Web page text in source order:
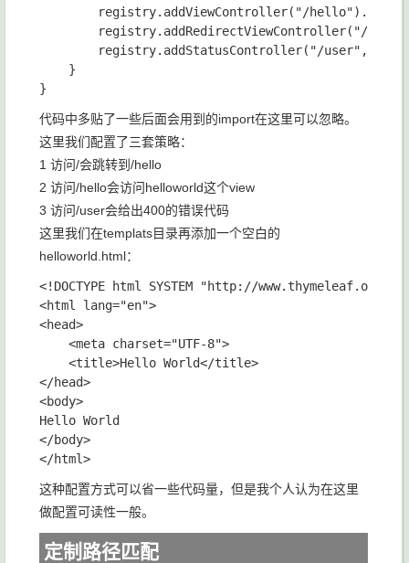
registry.addViewController("/
registry.addRedirectViewController("/", "/
registry.addStatusController("/user",
    }
代码中多贴了一些后面会用到的import在这里可以忽略。
这里我们配置了三套策略：
1 访问/会跳转到/hello
2 访问/hello会访问helloworld这个view
3 访问/user会给出400的错误代码
这里我们在templats目录再添加一个空白的
helloworld.html：
<!DOCTYPE html SYSTEM "http://
<html lang="en">
<head>
    <meta charset="UTF-8">
    <title>Hello World</title>
</head>
<body>
Hello World
</body>
这种配置方式可以省一些代码量，但是我个人认为在这里
做配置可读性一般。
定制路径匹配